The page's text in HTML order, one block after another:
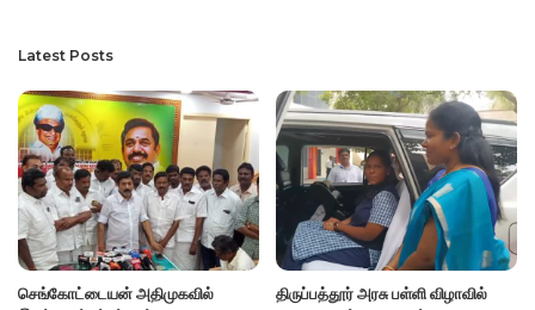
Latest Posts
செங்கோட்டையன் அதிமுகவில்
திருப்பத்தூர் அரசு பள்ளி விழாவில்